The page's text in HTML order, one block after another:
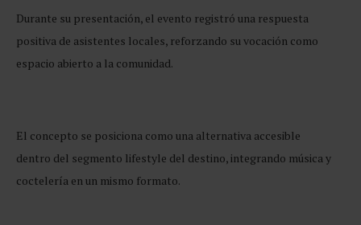
Durante su presentación, el evento registró una respuesta
positiva de asistentes locales, reforzando su vocación como
espacio abierto a la comunidad.
El concepto se posiciona como una alternativa accesible
dentro del segmento lifestyle del destino, integrando música y
coctelería en un mismo formato.